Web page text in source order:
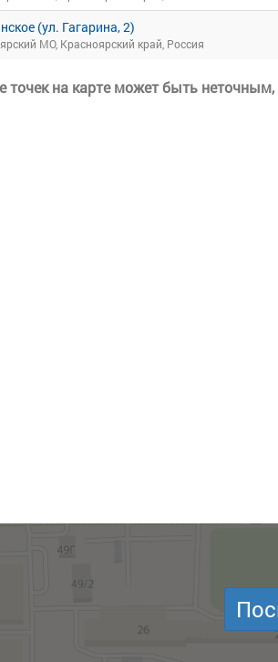
(ул. Гагарина, 2)
МО, Красноярский край, Россия
точек на карте может быть